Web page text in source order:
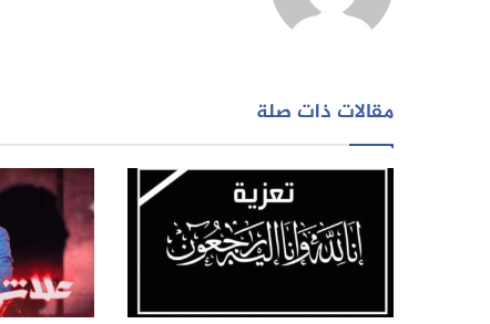
مقالات ذات صلة